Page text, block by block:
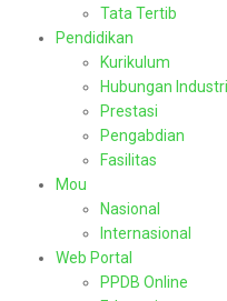
Tata Tertib
Pendidikan
Kurikulum
Hubungan Industri
Prestasi
Pengabdian
Fasilitas
Mou
Nasional
Internasional
Web Portal
PPDB Online